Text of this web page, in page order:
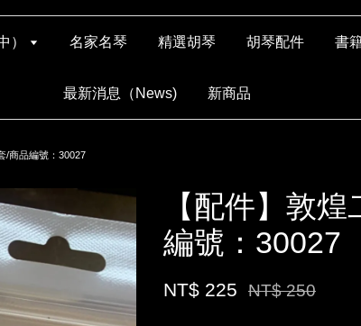
） 名家名琴 精選胡琴 胡琴配件 書
最新消息（News) 新商品
/商品編號：30027
【配件】敦
編號：30027
NT$ 225 NT$ 250